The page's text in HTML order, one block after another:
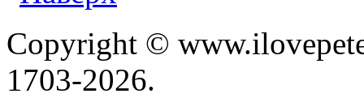
Copyright ©
1703-2026.